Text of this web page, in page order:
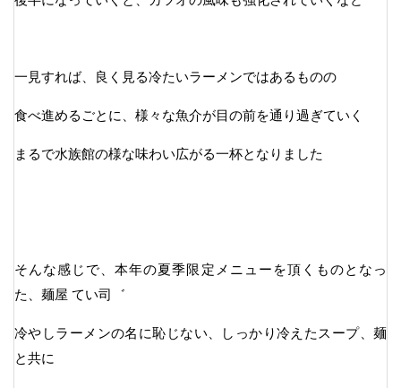
一見すれば、良く見る冷たいラーメンではあるものの
食べ進めるごとに、様々な魚介が目の前を通り過ぎていく
まるで水族館の様な味わい広がる一杯となりました
そんな感じで、本年の夏季限定メニューを頂くものとなっ
た、麺屋 てい司゛
冷やしラーメンの名に恥じない、しっかり冷えたスープ、麺
と共に